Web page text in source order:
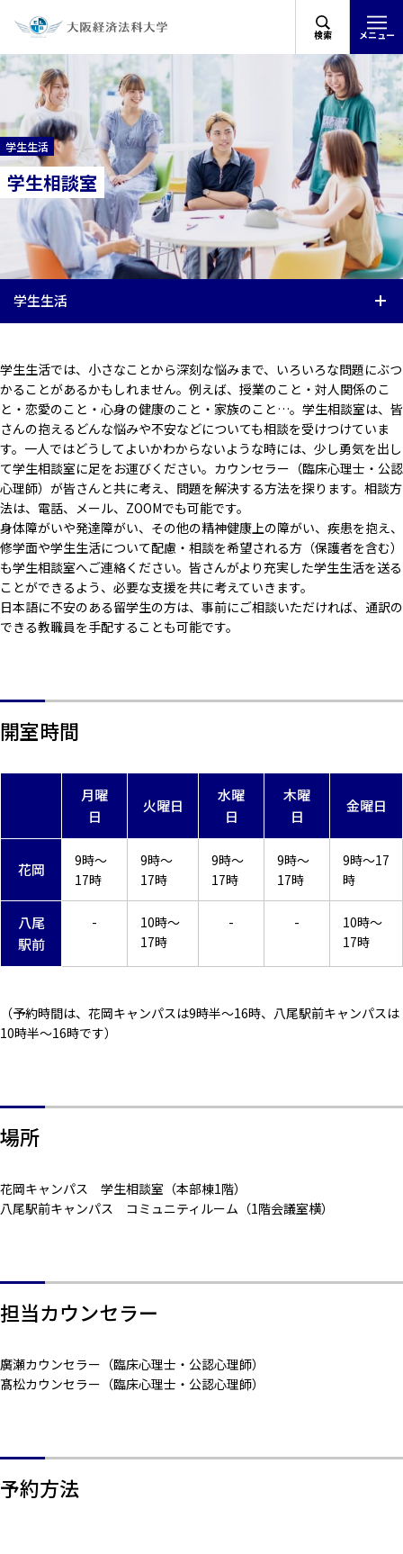
検索 メニュー
学生生活
学生相談室
学生生活
学生生活では、小さなことから深刻な悩みまで、いろいろな問題にぶつ
かることがあるかもしれません。例えば、授業のこと・対人関係のこ
と・恋愛のこと・心身の健康のこと・家族のこと…。学生相談室は、皆
さんの抱えるどんな悩みや不安などについても相談を受けつけていま
す。一人ではどうしてよいかわからないような時には、少し勇気を出し
て学生相談室に足をお運びください。カウンセラー（臨床心理士・公認
心理師）が皆さんと共に考え、問題を解決する方法を探ります。相談方
法は、電話、メール、ZOOMでも可能です。
身体障がいや発達障がい、その他の精神健康上の障がい、疾患を抱え、
修学面や学生生活について配慮・相談を希望される方（保護者を含む）
も学生相談室へご連絡ください。皆さんがより充実した学生生活を送る
ことができるよう、必要な支援を共に考えていきます。
日本語に不安のある留学生の方は、事前にご相談いただければ、通訳の
できる教職員を手配することも可能です。
開室時間
月曜
日
火曜日
水曜
日
木曜
日
金曜日
花岡
9時～
17時
9時～
17時
9時～
17時
9時～
17時
9時～17
時
八尾
駅前
-
10時～
17時
- -
10時～
17時
（予約時間は、花岡キャンパスは9時半～16時、八尾駅前キャンパスは
10時半～16時です）
場所
花岡キャンパス 学生相談室（本部棟1階）
八尾駅前キャンパス コミュニティルーム（1階会議室横）
担当カウンセラー
廣瀬カウンセラー（臨床心理士・公認心理師）
髙松カウンセラー（臨床心理士・公認心理師）
予約方法